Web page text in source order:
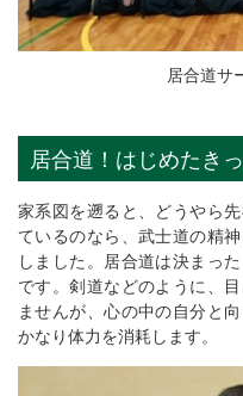
居合道サ
居合道！はじめたき
家系図を遡ると、どうやら
ているのなら、武士道の精
しました。居合道は決まっ
です。剣道などのように、
ませんが、心の中の自分と
かなり体力を消耗します。